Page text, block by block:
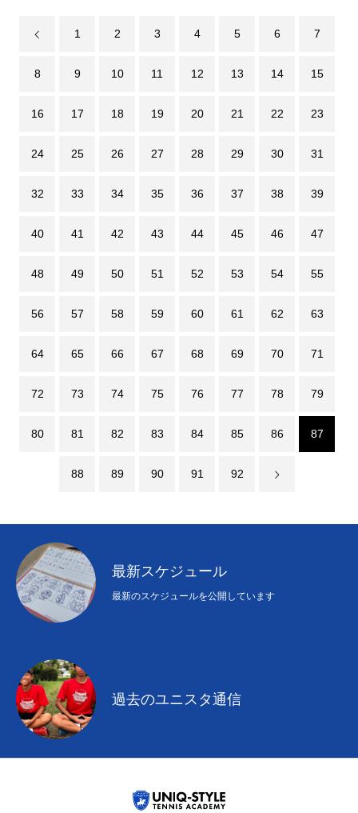
1 2 3 4 5 6 7
8 9 10 11 12 13 14 15
16 17 18 19 20 21 22 23
24 25 26 27 28 29 30 31
32 33 34 35 36 37 38 39
40 41 42 43 44 45 46 47
48 49 50 51 52 53 54 55
56 57 58 59 60 61 62 63
64 65 66 67 68 69 70 71
72 73 74 75 76 77 78 79
80 81 82 83 84 85 86 87
88 89 90 91 92
最新スケジュール
最新のスケジュールを公開しています
過去のユニスタ通信